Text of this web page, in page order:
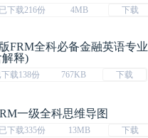
已下载216份 4MB 下载
FRM全科必备金融英语专
解释)
下载138份 767KB 下载
一级全科思维导图
已下载335份 13MB 下载